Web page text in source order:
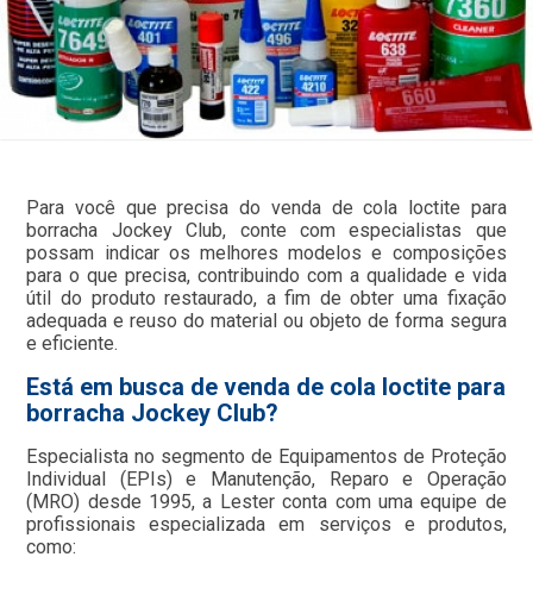
Para você que precisa do venda de cola loctite para
borracha Jockey Club, conte com especialistas que
possam indicar os melhores modelos e composições
para o que precisa, contribuindo com a qualidade e vida
útil do produto restaurado, a fim de obter uma fixação
adequada e reuso do material ou objeto de forma segura
e eficiente.
Está em busca de venda de cola loctite para
borracha Jockey Club?
Especialista no segmento de Equipamentos de Proteção
Individual (EPIs) e Manutenção, Reparo e Operação
(MRO) desde 1995, a Lester conta com uma equipe de
profissionais especializada em serviços e produtos,
como: